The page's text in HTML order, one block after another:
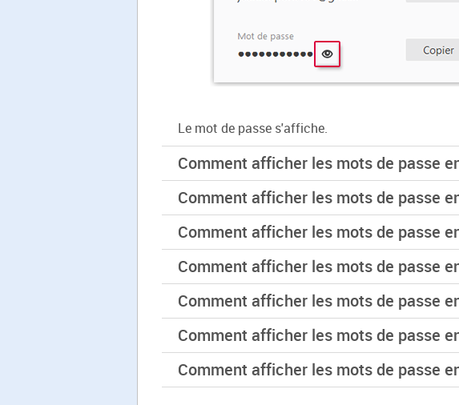
Le mot de passe s'affiche.
Comment afficher les mots de passe
Comment afficher les mots de passe
Comment afficher les mots de passe
Comment afficher les mots de passe
Comment afficher les mots de passe
Comment afficher les mots de passe
Comment afficher les mots de passe